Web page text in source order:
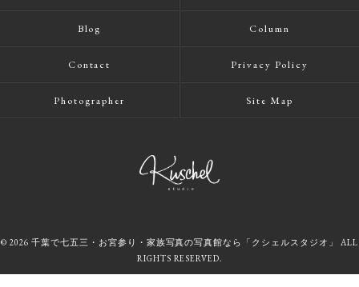
Blog Column
Contact Privacy Policy
Photographer Site Map
© 2026 千葉で七五三・お宮参り・家族写真の写真館なら「クシェルスタジオ」 ALL
RIGHTS RESERVED.